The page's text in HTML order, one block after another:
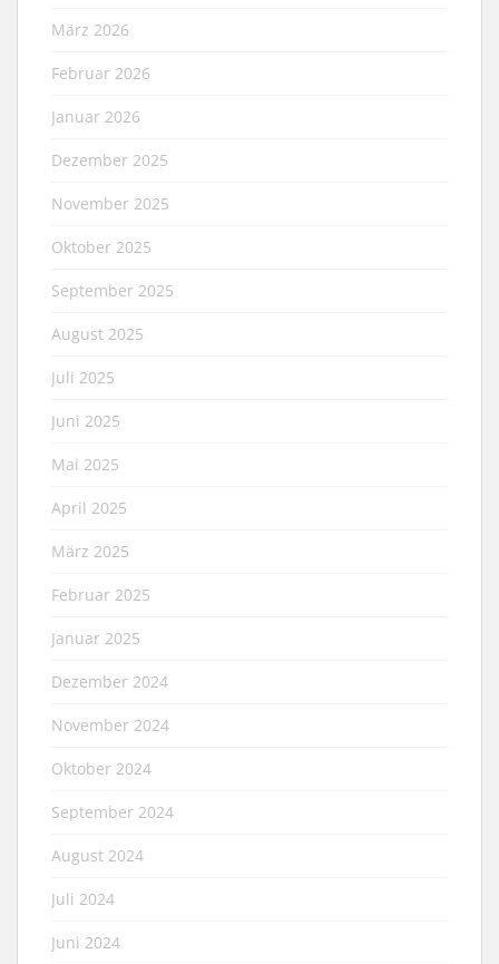
März 2026
Februar 2026
Januar 2026
Dezember 2025
November 2025
Oktober 2025
September 2025
August 2025
Juli 2025
Juni 2025
Mai 2025
April 2025
März 2025
Februar 2025
Januar 2025
Dezember 2024
November 2024
Oktober 2024
September 2024
August 2024
Juli 2024
Juni 2024